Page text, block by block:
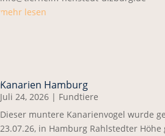
mehr lesen
Kanarien Hamburg
Juli 24, 2026 | Fundtiere
Dieser muntere Kanarienvogel wurde
23.07.26, in Hamburg Rahlstedter